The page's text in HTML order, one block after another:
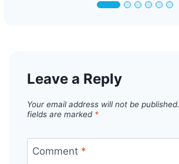
Leave a Reply
Your email address will not be published.
fields are marked *
Comment *